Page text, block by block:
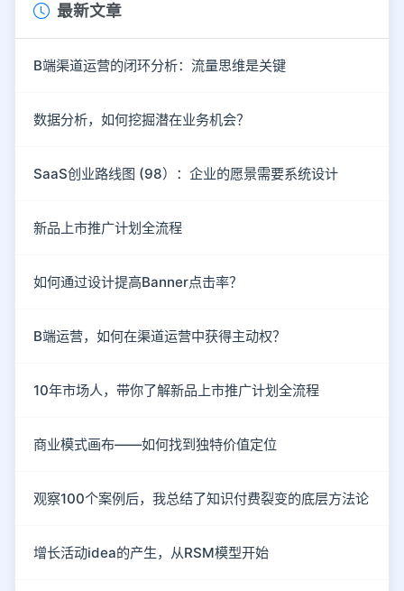
最新文章
B端渠道运营的闭环分析：流量思维是关键
数据分析，如何挖掘潜在业务机会？
SaaS创业路线图 (98）：企业的愿景需要系统设计
新品上市推广计划全流程
如何通过设计提高Banner点击率？
B端运营，如何在渠道运营中获得主动权？
10年市场人，带你了解新品上市推广计划全流程
商业模式画布——如何找到独特价值定位
观察100个案例后，我总结了知识付费裂变的底层方法论
增长活动idea的产生，从RSM模型开始